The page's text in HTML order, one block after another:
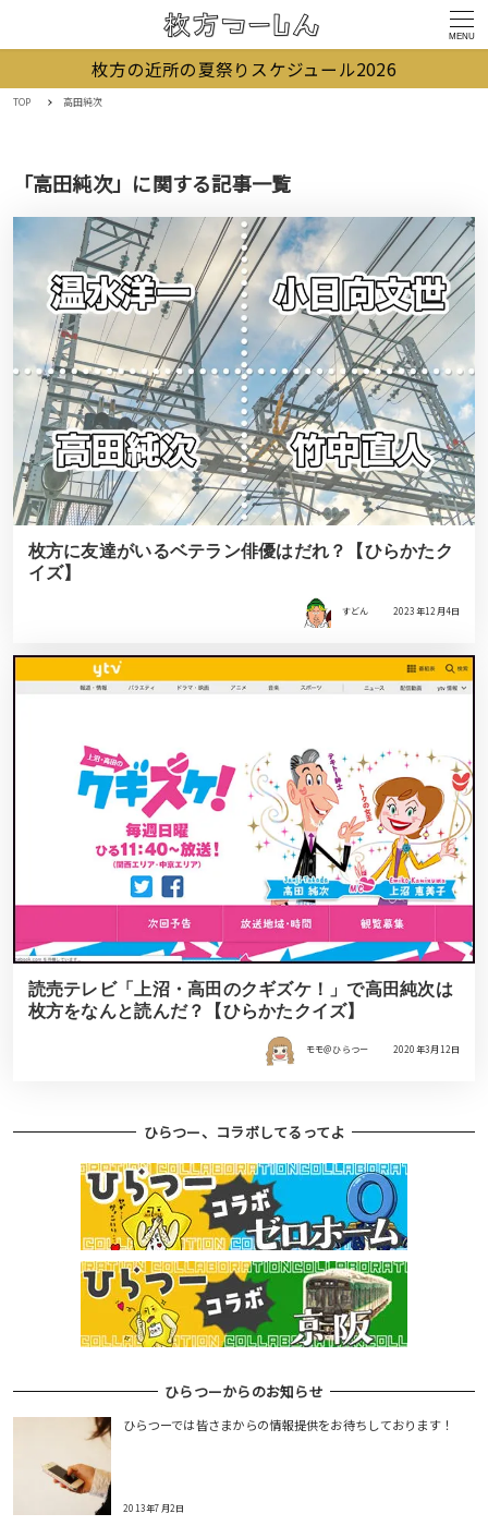
MENU
枚方の近所の夏祭りスケジュール2026
TOP 高田純次
「高田純次」に関する記事一覧
枚方に友達がいるベテラン俳優はだれ？【ひらかたク
イズ】
すどん 2023年12月4日
読売テレビ「上沼・高田のクギズケ！」で高田純次は
枚方をなんと読んだ？【ひらかたクイズ】
モモ＠ひらつー 2020年3月12日
ひらつー、コラボしてるってよ
ひらつーからのお知らせ
ひらつーでは皆さまからの情報提供をお待ちしております！
2013年7月2日